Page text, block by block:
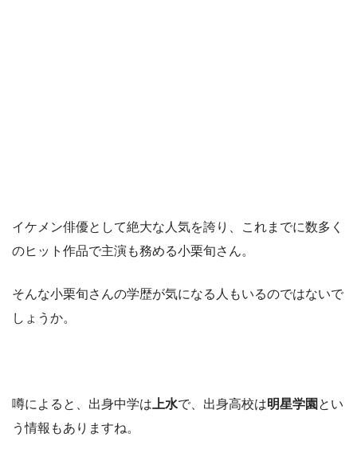
イケメン俳優として絶大な人気を誇り、これまでに数多く
のヒット作品で主演も務める小栗旬さん。
そんな小栗旬さんの学歴が気になる人もいるのではないで
しょうか。
噂によると、出身中学は 上水で、出身高校は明星学園 とい
う情報もありますね。